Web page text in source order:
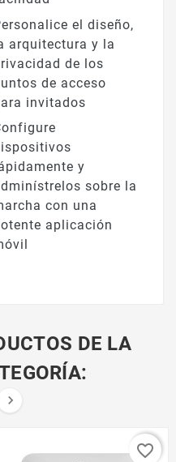
el diseño,
arquitectura y la
de los
de acceso
invitados
y
sobre la
con una
aplicación
DE LA

favorite_border